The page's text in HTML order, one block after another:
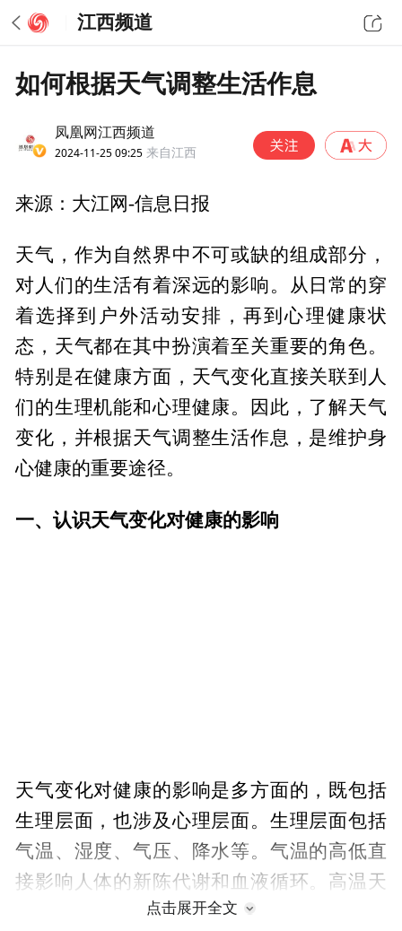
江西频道
如何根据天气调整生活作息
凤凰网江西频道
2024-11-25 09:25 来自江西
来源：大江网-信息日报
天气，作为自然界中不可或缺的组成部分，
对人们的生活有着深远的影响。从日常的穿
着选择到户外活动安排，再到心理健康状
态，天气都在其中扮演着至关重要的角色。
特别是在健康方面，天气变化直接关联到人
们的生理机能和心理健康。因此，了解天气
变化，并根据天气调整生活作息，是维护身
心健康的重要途径。
一、认识天气变化对健康的影响
天气变化对健康的影响是多方面的，既包括
生理层面，也涉及心理层面。生理层面包括
气温、湿度、气压、降水等。气温的高低直
接影响人体的新陈代谢和血液循环。高温天
气容易导致中暑、热射病等健康问题，而低
点击展开全文